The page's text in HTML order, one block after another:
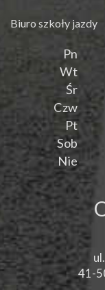
Biuro szkoły jazdy
Pn
Wt
Śr
Czw
Pt
Sob
Nie
41-